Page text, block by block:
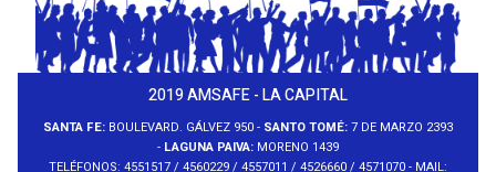
2019 AMSAFE - LA CAPITAL
SANTA FE: BOULEVARD. GÁLVEZ 950 - SANTO TOMÉ:7 DE MARZO 2393
- LAGUNA PAIVA: MORENO 1439
TELÉFONOS: 4551517 / 4560229 / 4557011 / 4526660 / 4571070 - MAIL: